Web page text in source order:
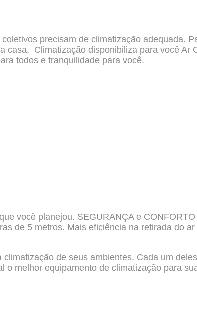
precisam de climatização adequada.
casa, Climatização disponibiliza para você Ar
todos e tranquilidade para você.
você planejou. SEGURANÇA e
de 5 metros. Mais eficiência na retirada do
de seus ambientes. Cada um
melhor equipamento de climatização para